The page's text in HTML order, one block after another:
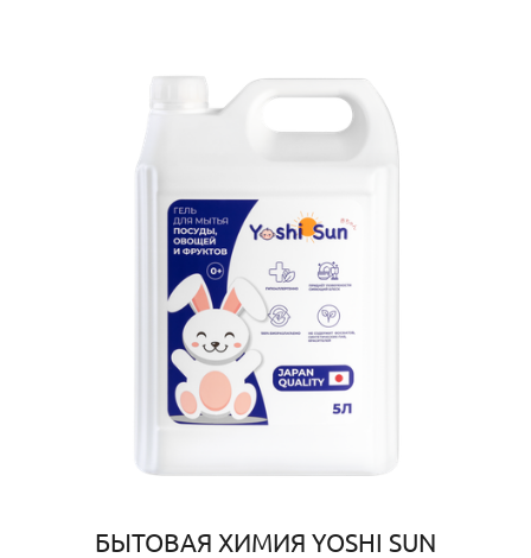
БЫТОВАЯ ХИМИЯ YOSHI SUN